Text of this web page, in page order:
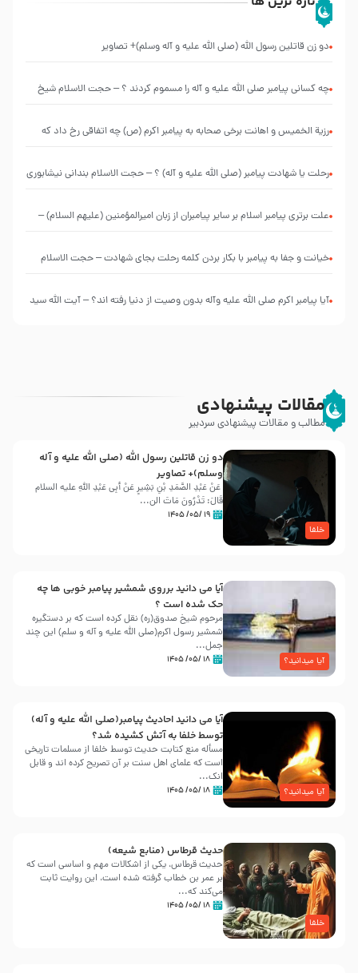
دو زن قاتلين رسول الله (صلى‌ الله‌ علیه‌ و آله‌ وسلم)+ تصاویر
چه کسانی پیامبر صلی الله علیه و آله را مسموم کردند ؟ – حجت الاسلام شیخ
رزیة الخمیس و اهانت برخی صحابه به پیامبر اکرم (ص) چه اتفاقی رخ داد که
رحلت یا شهادت پیامبر (صلی الله علیه و آله) ؟ – حجت الاسلام بندانی نیشابوری
علت برتری پیامبر اسلام بر سایر پیامبران از زبان امیرالمؤمنین (علیهم السلام) –
خیانت و جفا به پیامبر با بکار بردن کلمه رحلت بجای شهادت – حجت الاسلام
آیا پیامبر اکرم صلی الله علیه وآله بدون وصیت از دنیا رفته ‌اند؟ – آیت الله سید
مقالات پیشنهادی
مطالب و مقالات پیشنهادی سردبیر
خلفا
دو زن قاتلين رسول الله (صلى‌ الله‌ علیه‌ و آله‌
وسلم)+ تصاویر
عَنْ عَبْدِ الصَّمَدِ بْنِ بَشِیرٍ عَنْ أَبِی عَبْدِ اللَّهِ علیه السلام
قَالَ: تَدْرُونَ مَاتَ الن...
۱۹ /۰۵/ ۱۴۰۵
آیا میدانید؟
آیا می دانید برروی شمشیر پیامبر خوبی ها چه
حک شده است ؟
مرحوم شیخ صدوق(ره) نقل کرده است که بر دستگیره
شمشیر رسول اکرم(صلی الله علیه و آله و سلم) این چند
جمل...
۱۸ /۰۵/ ۱۴۰۵
آیا میدانید؟
آیا می دانید احادیث پیامبر(صلی الله علیه و آله)
توسط خلفا به آتش کشیده شد؟
مسأله منع کتابت حدیث توسط خلفا از مسلمات تاریخی
است که علمای اهل سنت بر آن تصریح کرده اند و قابل
انک...
۱۸ /۰۵/ ۱۴۰۵
خلفا
حدیث قرطاس (منابع شیعه)
حدیث قرطاس، یکی از اشکالات مهم و اساسی است که
بر عمر بن خطاب گرفته شده است، این روایت ثابت
می‌کند که...
۱۸ /۰۵/ ۱۴۰۵